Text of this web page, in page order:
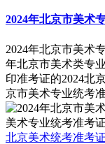
2024年北京市美术
2024年北京市美术
年北京市美术类专
印准考证的2024北
京市美术专业统考
北京美术统考准考